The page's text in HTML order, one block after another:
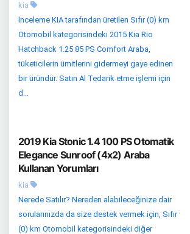
kia
İnceleme KIA tarafından üretilen Sıfır (0) km
Otomobil kategorisindeki 2015 Kia Rio
Hatchback 1.25 85 PS Comfort Araba,
tüketicilerin ümitlerini gidermeyi gaye edinen
bir üründür. Satın Al Tedarik etme işlemi için
d...
2019 Kia Stonic 1.4 100 PS Otomatik
Elegance Sunroof (4x2) Araba
Kullanan Yorumları
kia
Nerede Satılır? Nereden alabileceğinize dair
sorularınızda da size destek vermek için, Sıfır
(0) km Otomobil kategorisindeki diğer